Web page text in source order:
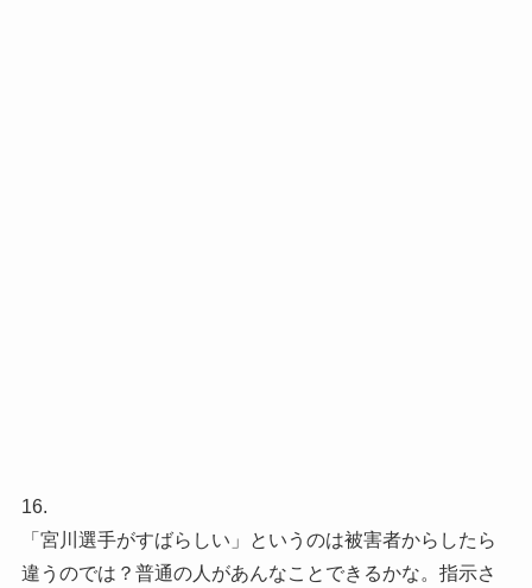
16.
「宮川選手がすばらしい」というのは被害者からしたら
違うのでは？普通の人があんなことできるかな。指示さ